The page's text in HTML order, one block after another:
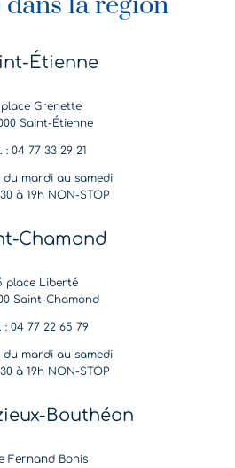
Étienne
Grenette
Saint-Étienne
: 04 77 33 29 21
mardi au samedi
à 19h NON-STOP
Chamond
place Liberté
Saint-Chamond
: 04 77 22 65 79
mardi au samedi
à 19h NON-STOP
Bouthéon
Fernand Bonis